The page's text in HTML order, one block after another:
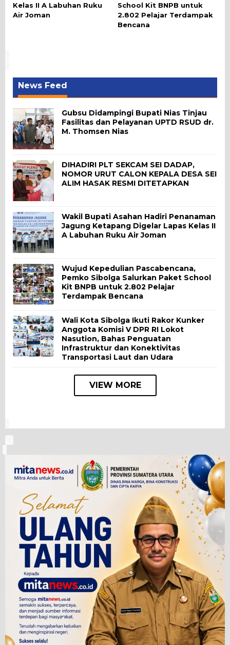
Kelas II A Labuhan Ruku
Air Joman
School Kit BNPB untuk
2.802 Pelajar Terdampak
Bencana
News Feed
Gubsu Didampingi Bupati Nias Tinjau
Fasilitas dan Pelayanan UPTD RSUD dr.
M. Thomsen Nias
DIHADIRI PLT SEKCAM SEI DADAP,
NOMOR URUT CALON KEPALA DESA SEI
ALIM HASAK RESMI DITETAPKAN
Wakil Bupati Asahan Hadiri Penanaman
Jagung Ketapang Digelar Lapas Kelas II
A Labuhan Ruku Air Joman
Wujud Kepedulian Pascabencana,
Pemko Sibolga Salurkan Paket School
Kit BNPB untuk 2.802 Pelajar
Terdampak Bencana
Wali Kota Sibolga Ikuti Rakor Kunker
Anggota Komisi V DPR RI Lokot
Nasution, Bahas Penguatan
Infrastruktur dan Konektivitas
Transportasi Laut dan Udara
VIEW MORE